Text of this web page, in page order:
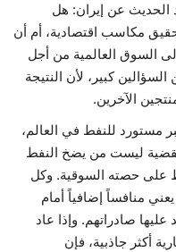
الحديث عن إيران: هل
مكاسب اقتصادية، أم أن
السوق العالمية من أجل
كبير، لأن النتيجة
الآخرين.
مستورد للنفط في العالم،
ليست من يضخ النفط
على حصته السوقية. وكل
منافساً إضافياً أمام
صادراتهم. وإذا عاد
أكثر جاذبية، فإن